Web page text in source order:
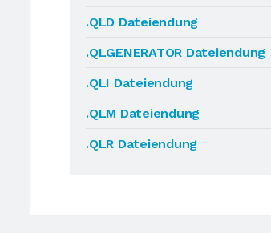
.QLD Dateiendung
.QLGENERATOR Dateiendung
.QLI Dateiendung
.QLM Dateiendung
.QLR Dateiendung